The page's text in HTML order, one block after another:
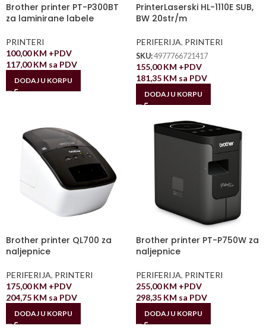
Brother printer PT-P300BT
za laminirane labele
PRINTERI
100,00KM +PDV
117,00KM sa PDV
DODAJ U KORPU
PrinterLaserski HL-1110E SUB,
BW 20str/m
PERIFERIJA, PRINTERI
SKU:4977766721417
155,00KM +PDV
181,35 KM sa PDV
DODAJ U KORPU
Brother printer QL700 za
naljepnice
PERIFERIJA, PRINTERI
175,00KM +PDV
204,75 KM sa PDV
DODAJ U KORPU
Brother printer PT-P750W za
naljepnice
PERIFERIJA, PRINTERI
255,00KM +PDV
298,35 KM sa PDV
DODAJ U KORPU